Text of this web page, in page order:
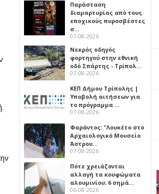
Παράσταση
διαμαρτυρίας από τους
εποχικούς πυροσβέστες
σ…
07-08-2026
Νεκρός οδηγός
φορτηγού στην εθνική
οδό Σπάρτης - Τρίπολ…
07-08-2026
ΚΕΠ Δήμου Τρίπολης |
Υποβολή αιτήσεων για
το πρόγραμμα …
07-08-2026
Φαράντος: "Λουκέτο στο
Αρχαιολογικό Μουσείο
Άστρου…
07-08-2026
Πότε χρειάζονται
αλλαγή τα κουφώματα
αλουμινίου; 6 σημά…
06-08-2026